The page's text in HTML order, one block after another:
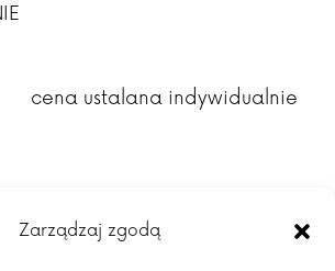
Zarządzaj zgodą
cena ustalana indywidualnie